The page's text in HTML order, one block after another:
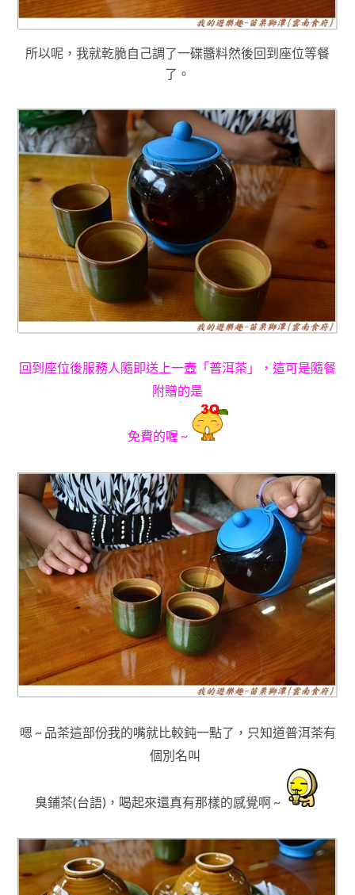
所以呢，我就乾脆自己調了一碟醬料然後回到座位等餐
了 。
回到座位後服務人隨即送上一壺 「普洱茶 」
，這可是隨餐
附贈的是
免費的喔 ~
嗯 ~ 品茶這部份我的嘴就比較鈍一點了，只知道普洱茶有
個別名叫
臭鋪茶(台語) ，喝起來還真有那樣的感覺啊 ~